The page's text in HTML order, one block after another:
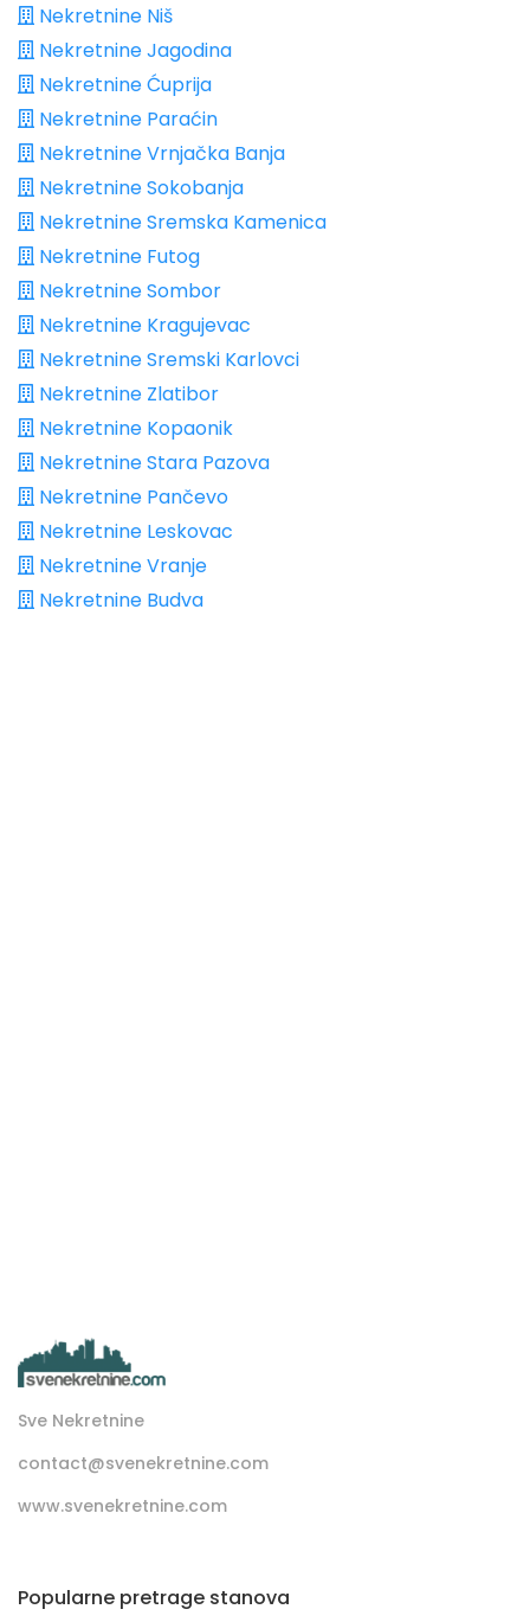
Nekretnine Niš
Nekretnine Jagodina
Nekretnine Ćuprija
Nekretnine Paraćin
Nekretnine Vrnjačka Banja
Nekretnine Sokobanja
Nekretnine Sremska Kamenica
Nekretnine Futog
Nekretnine Sombor
Nekretnine Kragujevac
Nekretnine Sremski Karlovci
Nekretnine Zlatibor
Nekretnine Kopaonik
Nekretnine Stara Pazova
Nekretnine Pančevo
Nekretnine Leskovac
Nekretnine Vranje
Nekretnine Budva
Sve Nekretnine
contact@svenekretnine.com
www.svenekretnine.com
Popularne pretrage stanova